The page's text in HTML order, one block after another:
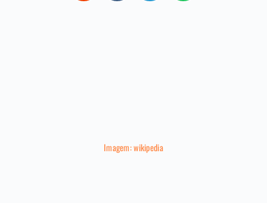
Imagem: wikipedia